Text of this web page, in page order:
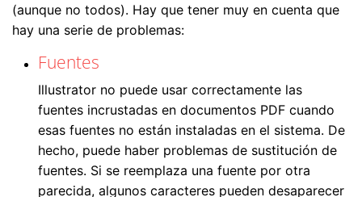
(aunque no todos). Hay que tener muy en cuenta que
hay una serie de problemas:
Fuentes
Illustrator no puede usar correctamente las
fuentes incrustadas en documentos PDF cuando
esas fuentes no están instaladas en el sistema. De
hecho, puede haber problemas de sustitución de
fuentes. Si se reemplaza una fuente por otra
parecida, algunos caracteres pueden desaparecer